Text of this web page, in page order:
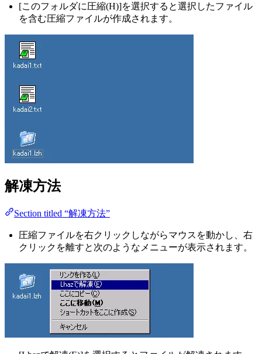
[このフォルダに圧縮(H)]を選択すると選択したファイル
を含む圧縮ファイルが作成されます。
解凍方法
Section titled “解凍方法”
圧縮ファイルを右クリックしながらマウスを動かし、右
クリックを離すと次のようなメニューが表示されます。